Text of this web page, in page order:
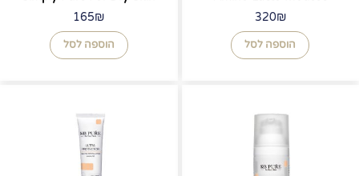
320₪
הוספה לסל
165₪
הוספה לסל